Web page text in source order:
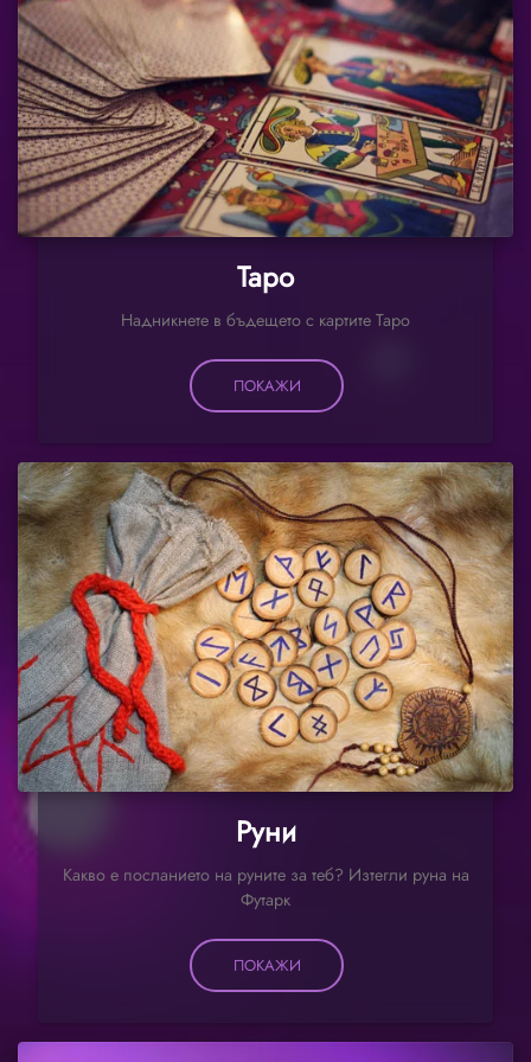
Таро
Надникнете в бъдещето с картите Таро
ПОКАЖИ
Руни
Какво е посланието на руните за теб? Изтегли руна на
Футарк
ПОКАЖИ